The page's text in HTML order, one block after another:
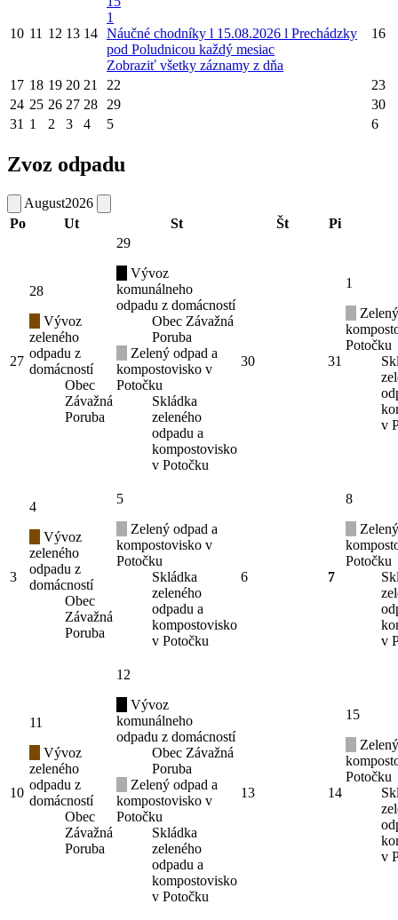
10 11 12 13 14
1
Náučné chodníky l 15.08.2026 l Prechádzky
pod Poludnicou každý mesiac
Zobraziť všetky záznamy z dňa
16
17 18 19 20 21 22
23
24 25 26 27 28 29
30
31 1 2 3 4 5 6
Zvoz odpadu
August2026
Po
Ut St Št Pi
27
28
Vývoz
zeleného
odpadu z
domácností
Obec
Závažná
Poruba
29
Vývoz
komunálneho
odpadu z domácností
Obec Závažná
Poruba
Zelený odpad a
kompostovisko v
Potočku
Skládka
zeleného
odpadu a
kompostovisko
v Potočku
30 31
1
Potočku
v
3
4
Vývoz
zeleného
odpadu z
domácností
Obec
Závažná
Poruba
5
Zelený odpad a
kompostovisko v
Potočku
Skládka
zeleného
odpadu a
kompostovisko
v Potočku
6 7
8
Potočku
v
10
11
Vývoz
zeleného
odpadu z
domácností
Obec
Závažná
Poruba
12
Vývoz
komunálneho
odpadu z domácností
Obec Závažná
Poruba
Zelený odpad a
kompostovisko v
Potočku
Skládka
zeleného
odpadu a
kompostovisko
v Potočku
13 14
15
Potočku
v